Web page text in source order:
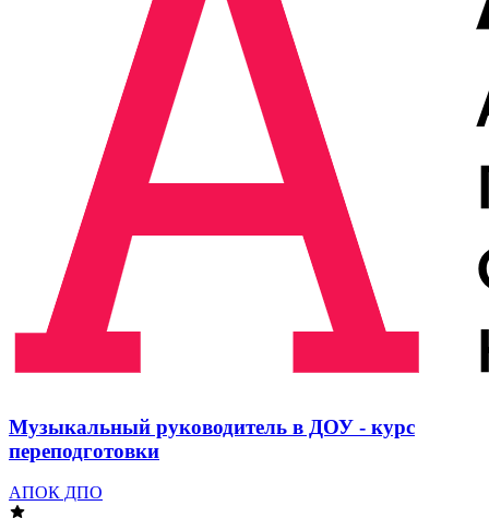
Музыкальный руководитель в ДОУ - курс
переподготовки
АПОК ДПО